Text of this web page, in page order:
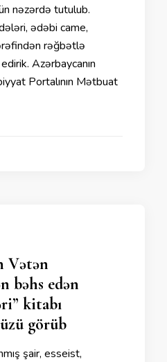
nəzərdə tutulub.
ədəbi came,
rəğbətlə
Azərbaycanın
Portalının Mətbuat
Vətən
bəhs edən
kitabı
görüb
şair, esseist,